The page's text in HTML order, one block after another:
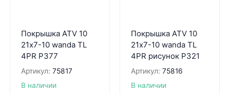
Покрышка ATV 10
21х7-10 wanda TL
4PR P377
Артикул: 75817
В наличии
Покрышка ATV 10
21х7-10 wanda TL
4PR рисунок P321
Артикул: 75816
В наличии